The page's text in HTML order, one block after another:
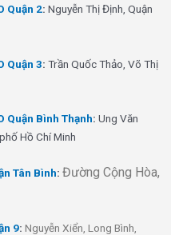
Quận 2: Nguyễn Thị Định, Quận
Quận 3: Trần Quốc Thảo, Võ Thị
Quận Bình Thạnh: Ung Văn
Hồ Chí Minh
Tân Bình: Đường Cộng Hòa,
9: Nguyễn Xiển, Long Bình,